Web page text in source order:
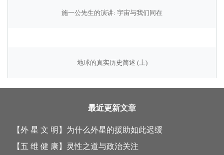
施一公先生的演讲: 宇宙与我们同在
地球的真实历史简述 (上)
最近更新文章
【外 星 文 明】 为什么外星的援助如此迟缓
【五 维 健 康】
灵性之道与政治关注